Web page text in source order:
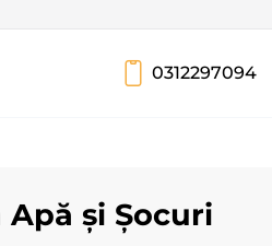
0312297094
și Șocuri